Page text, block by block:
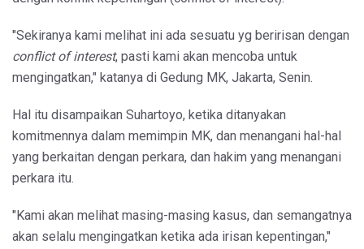
"Sekiranya kami melihat ini ada sesuatu yg beririsan dengan
conflict of interest, pasti kami akan mencoba untuk
mengingatkan," katanya di Gedung MK, Jakarta, Senin.
Hal itu disampaikan Suhartoyo, ketika ditanyakan
komitmennya dalam memimpin MK, dan menangani hal-hal
yang berkaitan dengan perkara, dan hakim yang menangani
perkara itu.
"Kami akan melihat masing-masing kasus, dan semangatnya
akan selalu mengingatkan ketika ada irisan kepentingan,"